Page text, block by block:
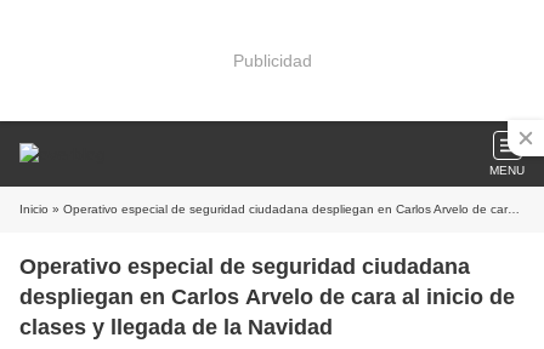
Publicidad
MENU
Inicio » Operativo especial de seguridad ciudadana despliegan en Carlos Arvelo de cara al inicio de clases y llegada de la Navidad
Operativo especial de seguridad ciudadana
despliegan en Carlos Arvelo de cara al inicio de
clases y llegada de la Navidad